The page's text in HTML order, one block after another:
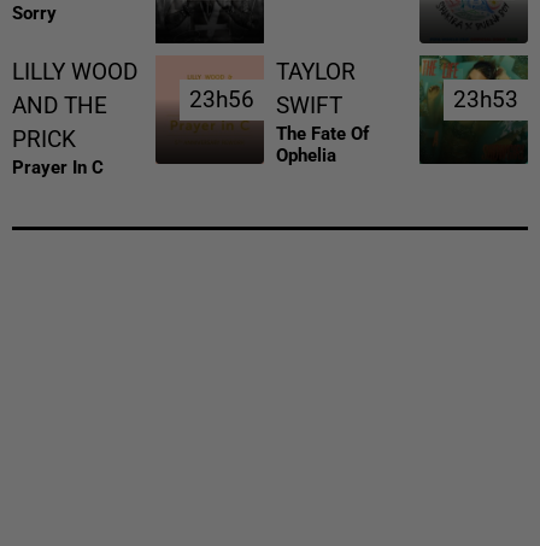
Sorry
LILLY WOOD
AND THE
PRICK
Prayer In C
23h56
23h56
TAYLOR
SWIFT
The Fate Of
Ophelia
23h53
23h53